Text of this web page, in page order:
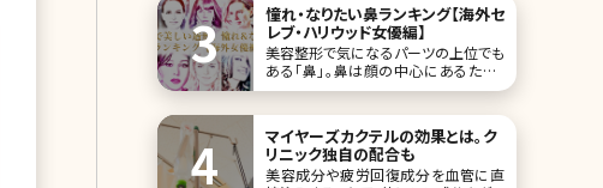
こで、美肌を保つ美意識を高めるため
に、羨ましいほどの美肌をもった女性芸
能人をまとめてみました!ランキング形
式に
憧れ・なりたい鼻ランキング【海外セ
レブ・ハリウッド女優編】
美容整形で気になるパーツの上位でも
ある「鼻」。鼻は顔の中心にあるため、
顔のイメージを左右する重要なパーツ
ンキングにしました。 1位グレース・ケリ
ー View this post on Instagra
マイヤーズカクテルの効果とは。ク
リニック独自の配合も
美容成分や疲労回復成分を血管に直